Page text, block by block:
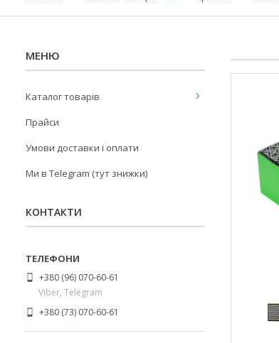
Каталог товарів
Прайси
Умови доставки і оплати
Ми в Telegram (тут знижки)
КОНТАКТИ
+380 (96) 070-60-61
Viber, Telegram
+380 (73) 070-60-61